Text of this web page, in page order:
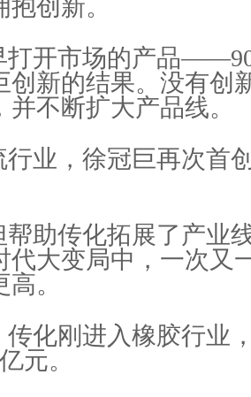
创新。
打开市场的产品
创新的结果。没有创
不断扩大产品线。
行业，徐冠巨再次首
帮助传化拓展了产业
代大变局中，一次又
。
传化刚进入橡胶行业
元。